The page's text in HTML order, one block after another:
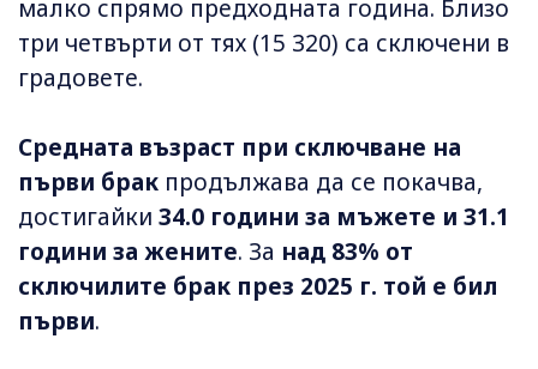
малко спрямо предходната година. Близо
три четвърти от тях (15 320) са сключени в
градовете.
Средната възраст при сключване на
първи брак продължава да се покачва,
достигайки 34.0 години за мъжете и 31.1
години за жените. За над 83% от
сключилите брак през 2025 г. той е бил
първи.